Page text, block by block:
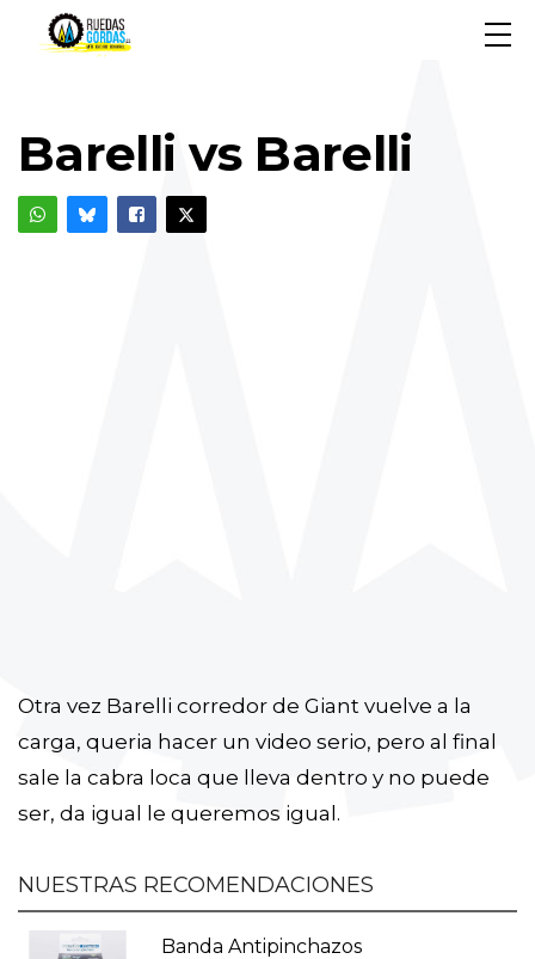
Barelli vs Barelli
Otra vez Barelli corredor de Giant vuelve a la
carga, queria hacer un video serio, pero al final
sale la cabra loca que lleva dentro y no puede
ser, da igual le queremos igual.
NUESTRAS RECOMENDACIONES
Banda Antipinchazos